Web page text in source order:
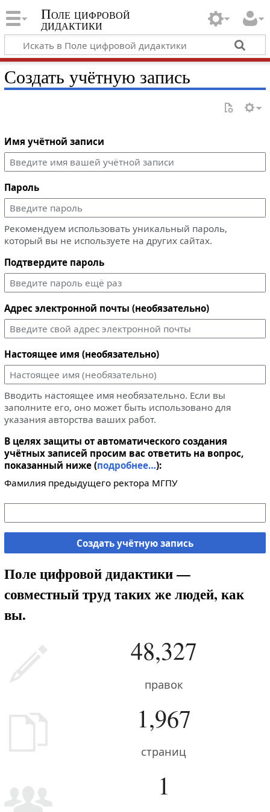
Поле цифровой
дидактики
Создать учётную запись
Имя учётной записи
Пароль
Рекомендуем использовать уникальный пароль,
который вы не используете на других сайтах.
Подтвердите пароль
Адрес электронной почты (необязательно)
Настоящее имя (необязательно)
Вводить настоящее имя необязательно. Если вы
заполните его, оно может быть использовано для
указания авторства ваших работ.
В целях защиты от автоматического создания
учётных записей просим вас ответить на вопрос,
показанный ниже (подробнее…):
Фамилия предыдущего ректора МГПУ
Создать учётную запись
Поле цифровой дидактики —
совместный труд таких же людей, как
вы.
48,327
правок
1,967
страниц
1